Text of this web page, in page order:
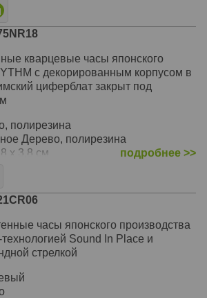
кварцевые часы японского
с декорированным корпусом в
циферблат закрыт под
полирезина
Дерево, полирезина
х 3,8 см
подробнее >>
часы японского производства
Sound In Place и
стрелкой